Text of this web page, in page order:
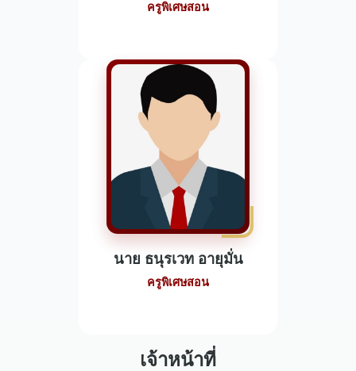
ครูพิเศษสอน
นาย ธนุรเวท อายุมั่น
ครูพิเศษสอน
เจ้าหน้าที่